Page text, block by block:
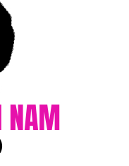
bị sát hại.
được phát hiện ở
Tổng thống Polk công
đầu.
Powell đã tổ chức đội
với Franklin D.
thúc.
qua đời ở London ở